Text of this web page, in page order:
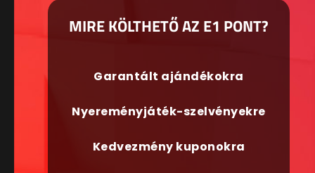
MIRE KÖLTHETŐ AZ E1 PONT?
Garantált ajándékokra
Nyereményjáték-szelvényekre
Kedvezmény kuponokra